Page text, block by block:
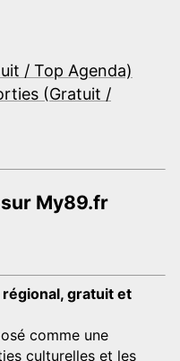
/ Top Agenda)
(Gratuit /
My89.fr
gratuit et
comme une
culturelles et les